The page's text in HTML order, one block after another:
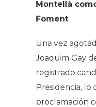
Montellà
Foment
Una vez
Joaquim Gay
registrado
Presidencia, lo
proclamación